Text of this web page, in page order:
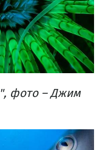
фото – Джим